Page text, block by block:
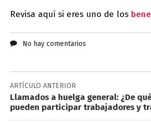
Revisa aquí si eres uno de los
No hay comentarios
ARTÍCULO ANTERIOR
Llamados a huelga general: ¿De
pueden participar trabajadores y